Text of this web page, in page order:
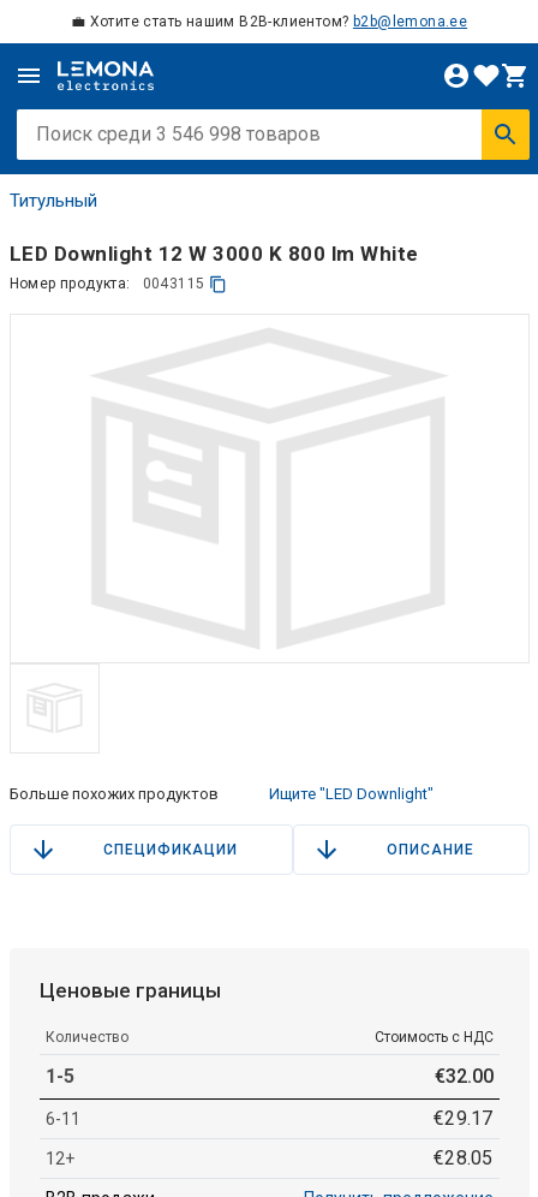
💼 Хотите стать нашим B2B-клиентом? b2b@lemona.ee
Титульный
LED Downlight 12 W 3000 K 800 lm White
Номер продукта: 0043115
Больше похожих продуктов Ищите "LED Downlight"
СПЕЦИФИКАЦИИ ОПИСАНИЕ
Ценовые границы
Количество Стоимость с НДС
1-5 €32.00
6-11 €29.17
12+ €28.05